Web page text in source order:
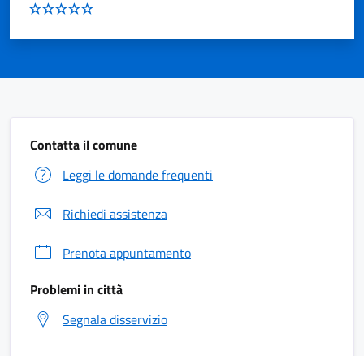
Contatta il comune
Leggi le domande frequenti
Richiedi assistenza
Prenota appuntamento
Problemi in città
Segnala disservizio